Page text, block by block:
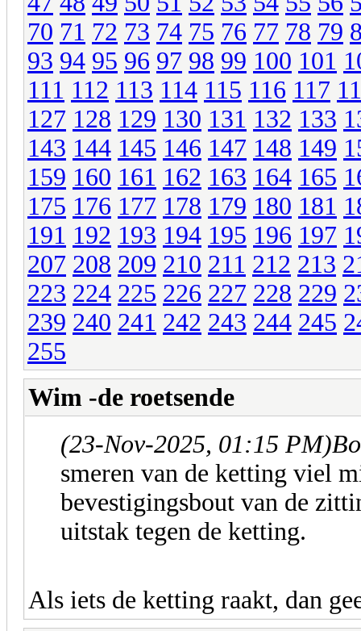
70 71 72 73 74 75 76 77 78 79
93 94 95 96 97 98 99 100 101
111 112 113 114 115 116 117
127 128 129 130 131 132 133
143 144 145 146 147 148 149
159 160 161 162 163 164 165
175 176 177 178 179 180 181
191 192 193 194 195 196 197
207 208 209 210 211 212 213
223 224 225 226 227 228 229
239 240 241 242 243 244 245
255
Wim -de roetsende
(23-Nov-2025, 01:15 PM)
smeren van de ketting viel
bevestigingsbout van de
uitstak tegen de ketting.
Als iets de ketting raakt, dan